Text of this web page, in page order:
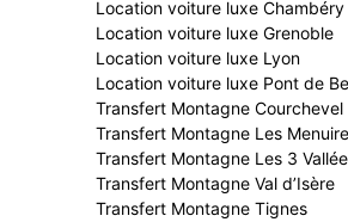
Location voiture luxe Chambéry
Location voiture luxe Grenoble
Location voiture luxe Lyon
Location voiture luxe Pont de
Transfert Montagne Courchevel
Transfert Montagne Les
Transfert Montagne Les 3
Transfert Montagne Val d’Isère
Transfert Montagne Tignes